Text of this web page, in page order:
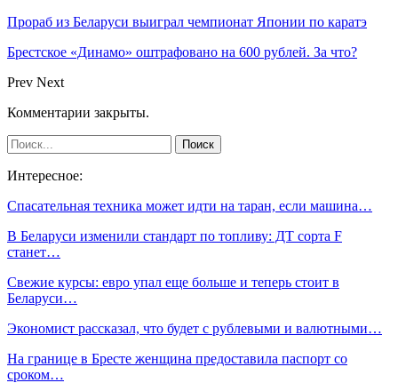
Прораб из Беларуси выиграл чемпионат Японии по каратэ
Брестское «Динамо» оштрафовано на 600 рублей. За что?
Prev Next
Комментарии закрыты.
Интересное:
Спасательная техника может идти на таран, если машина…
В Беларуси изменили стандарт по топливу: ДТ сорта F
станет…
Свежие курсы: евро упал еще больше и теперь стоит в
Беларуси…
Экономист рассказал, что будет с рублевыми и валютными…
На границе в Бресте женщина предоставила паспорт со
сроком…